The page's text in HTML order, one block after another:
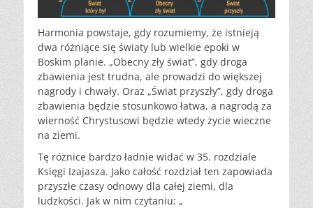
Harmonia powstaje, gdy rozumiemy, że istnieją
dwa różniące się światy lub wielkie epoki w
Boskim planie. „Obecny zły świat”, gdy droga
zbawienia jest trudna, ale prowadzi do większej
nagrody i chwały. Oraz „Świat przyszły”, gdy droga
zbawienia będzie stosunkowo łatwa, a nagrodą za
wierność Chrystusowi będzie wtedy życie wieczne
na ziemi.
Tę różnice bardzo ładnie widać w 35. rozdziale
Księgi Izajasza. Jako całość rozdział ten zapowiada
przyszłe czasy odnowy dla całej ziemi, dla
ludzkości. Jak w nim czytaniu: „